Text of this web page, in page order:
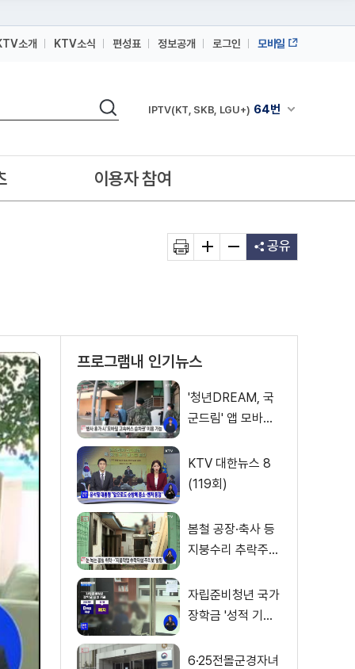
소개 KTV소식 편성표 정보공개 로그인 모바일
검색 채널안내 펼쳐
IPTV(KT, SKB, LGU+) 64번
IPTV(KT, SKB, LGU+)
이용자 참여
공유
프로그램내 인기뉴스
'청년DREAM, 국
군드림' 앱 모바일
서비스 개시
KTV 대한뉴스 8
(119회)
봄철 공장·축사 등
지붕수리 추락주의
자립준비청년 국가
장학금 '성적 기준'
6·25전몰군경자녀